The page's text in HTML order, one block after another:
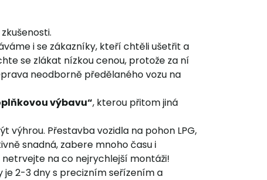
i se zákazníky, kteří chtěli ušetřit a
se zlákat nízkou cenou, protože za ní
neodborně předělaného vozu na
výbavu“, kterou přitom jiná
výhrou. Přestavba vozidla na pohon LPG,
snadná, zabere mnoho času i
na co nejrychlejší montáži!
je 2-3 dny s precizním seřízením a